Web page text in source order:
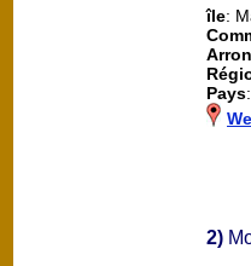
île:
Pays
2)